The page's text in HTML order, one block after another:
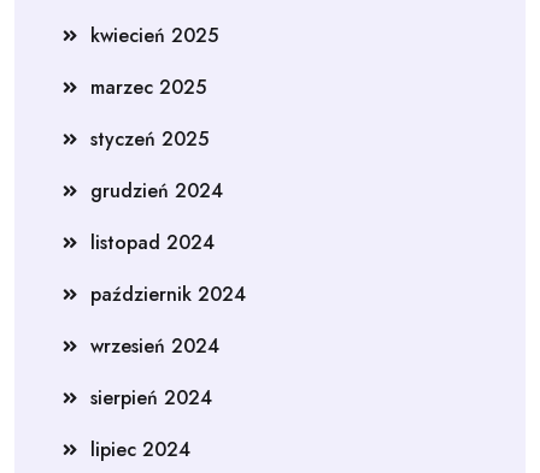
kwiecień 2025
marzec 2025
styczeń 2025
grudzień 2024
listopad 2024
październik 2024
wrzesień 2024
sierpień 2024
lipiec 2024